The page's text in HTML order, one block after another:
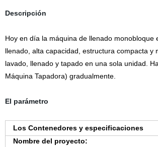
Descripción
Hoy en día la máquina de llenado
llenado, alta capacidad, estructura compacta
lavado, llenado y tapado en una sola unidad.
Máquina Tapadora) gradualmente.
El parámetro
Los Contenedores y especificaciones
Nombre del proyecto: